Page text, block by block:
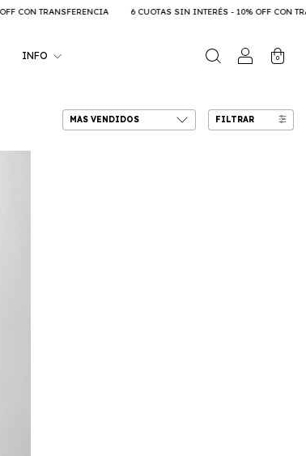
6 CUOTAS SIN INTERÉS - 10% OFF CON TRANSFERENCIA
INFO 0
FILTRAR